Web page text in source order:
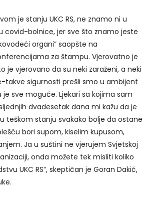
je stanju UKC RS, ne znamo ni u
covid-bolnice, jer sve što znamo jeste
organi” saopšte na
za štampu. Vjerovatno je
je vjerovano da su neki zaraženi, a neki
takve sigurnosti prešli smo u ambijent
sve moguće. Ljekari sa kojima sam
dvadesetak dana mi kažu da je
teškom stanju svakako bolje da ostane
bori supom, kiselim kupusom,
Ja u suštini ne vjerujem Svjetskoj
onda možete tek misliti koliko
UKC RS“, skeptičan je Goran Dakić,